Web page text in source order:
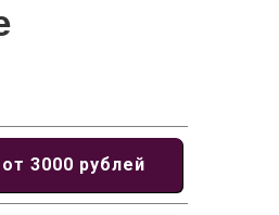
от 3000 рублей